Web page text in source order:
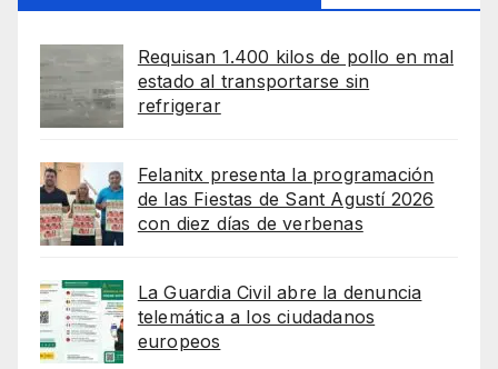
Requisan 1.400 kilos de pollo en mal
estado al transportarse sin
refrigerar
Felanitx presenta la programación
de las Fiestas de Sant Agustí 2026
con diez días de verbenas
La Guardia Civil abre la denuncia
telemática a los ciudadanos
europeos